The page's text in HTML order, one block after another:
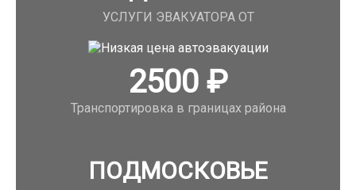
УСЛУГИ ЭВАКУАТОРА ОТ
2500₽
Транспортировка в границах района
ПОДМОСКОВЬЕ